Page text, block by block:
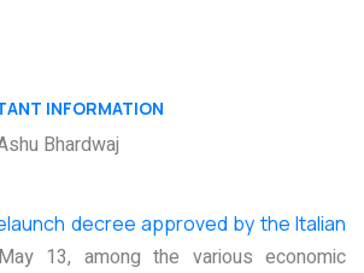
INFORMATION
Bhardwaj
decree approved by the Italian
13, among the various economic